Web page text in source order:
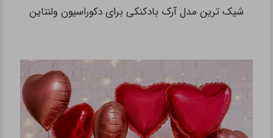
شیک ترین مدل آرک بادکنکی برای دکوراسیون ولنتاین